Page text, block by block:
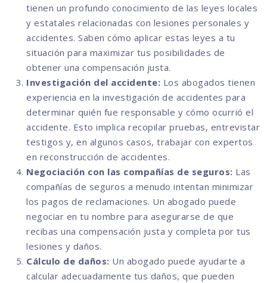
tienen un profundo conocimiento de las leyes locales
y estatales relacionadas con lesiones personales y
accidentes. Saben cómo aplicar estas leyes a tu
situación para maximizar tus posibilidades de
obtener una compensación justa.
Investigación del accidente: Los abogados tienen
experiencia en la investigación de accidentes para
determinar quién fue responsable y cómo ocurrió el
accidente. Esto implica recopilar pruebas, entrevistar
testigos y, en algunos casos, trabajar con expertos
en reconstrucción de accidentes.
Negociación con las compañías de seguros: Las
compañías de seguros a menudo intentan minimizar
los pagos de reclamaciones. Un abogado puede
negociar en tu nombre para asegurarse de que
recibas una compensación justa y completa por tus
lesiones y daños.
Cálculo de daños: Un abogado puede ayudarte a
calcular adecuadamente tus daños, que pueden